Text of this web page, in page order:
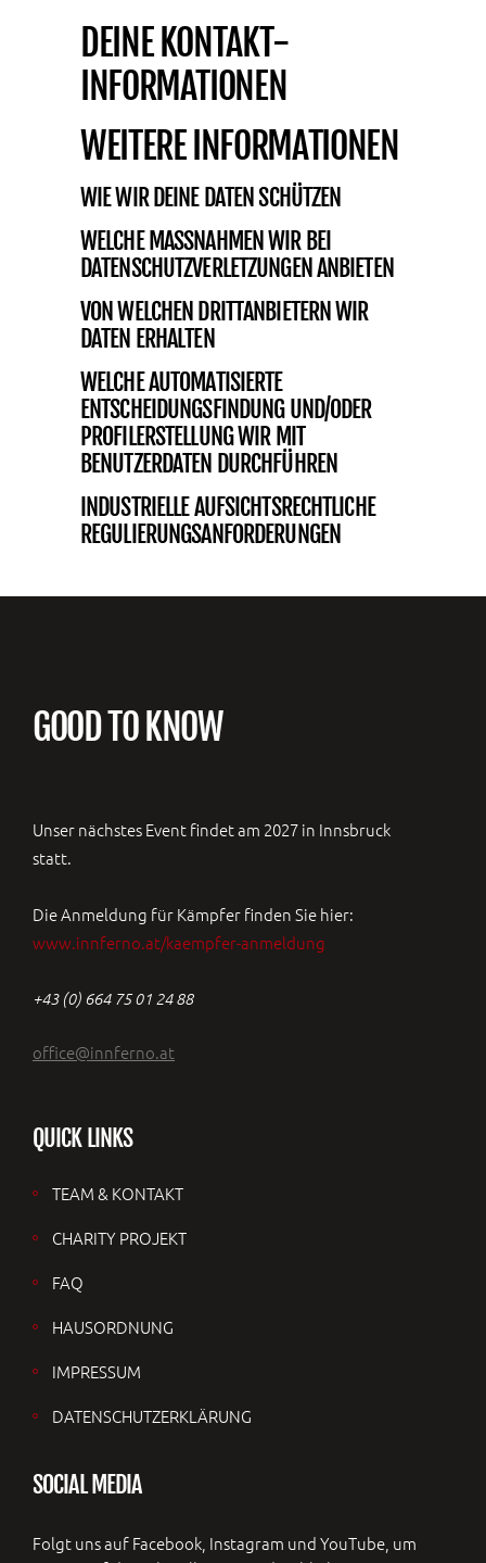
DEINE KONTAKT-
INFORMATIONEN
WEITERE INFORMATIONEN
WIE WIR DEINE DATEN SCHÜTZEN
WELCHE MASSNAHMEN WIR BEI D
ATENSCHUTZVERLETZUNGEN ANBIETEN
VON WELCHEN DRITTANBIETERN WIR
DATEN ERHALTEN
WELCHE AUTOMATISIERTE
ENTSCHEIDUNGSFINDUNG UND/ODER
PROFILERSTELLUNG WIR MIT
BENUTZERDATEN DURCHFÜHREN
INDUSTRIELLE AUFSICHTSRECHTLICHE
REGULIERUNGSANFORDERUNGEN
GOOD TO KNOW
Unser nächstes Event findet am 2027 in Innsbruck
statt.
Die Anmeldung für Kämpfer finden Sie hier:
www.innferno.at/kaempfer-anmeldung
+43 (0) 664 75 01 24 88
office@innferno.at
QUICK LINKS
TEAM & KONTAKT
CHARITY PROJEKT
FAQ
HAUSORDNUNG
IMPRESSUM
DATENSCHUTZERKLÄRUNG
SOCIAL MEDIA
Folgt uns auf Facebook, Instagram und YouTube, um